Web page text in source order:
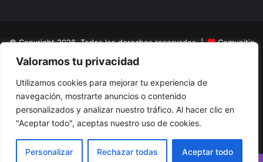
Valoramos tu privacidad
Utilizamos cookies para mejorar tu experiencia de
navegación, mostrarte anuncios o contenido
personalizados y analizar nuestro tráfico. Al hacer clic en
"Aceptar todo", aceptas nuestro uso de cookies.
Personalizar Rechazar todas Aceptar todo
© Copyright 2026, Todos los derechos reservados |
Comunitic
SAS BICNit 901228106
Home
Actualidad Variedades Opinion Turismo
El Tinteadero
Caricaturas Reportajes
FacebookYouTubeInstagram